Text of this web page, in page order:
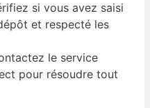
si vous avez saisi
et respecté les
le service
pour résoudre tout